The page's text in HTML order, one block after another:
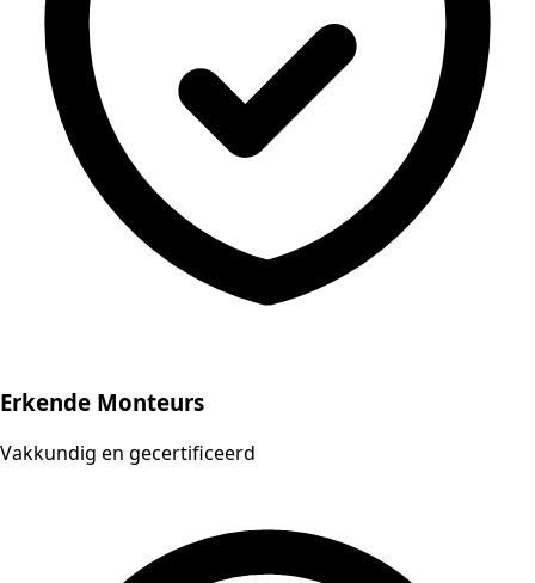
Erkende Monteurs
Vakkundig en gecertificeerd